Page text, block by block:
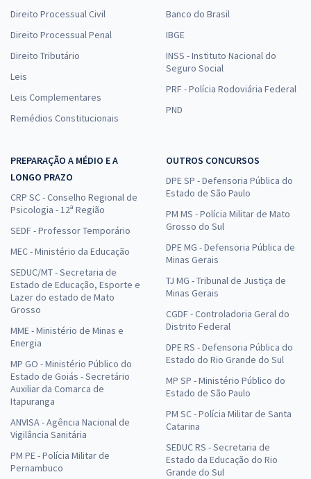
Direito Processual Civil
Direito Processual Penal
Direito Tributário
Leis
Leis Complementares
Remédios Constitucionais
Banco do Brasil
IBGE
INSS - Instituto Nacional do
Seguro Social
PRF - Polícia Rodoviária Federal
PND
PREPARAÇÃO A MÉDIO E A
LONGO PRAZO
CRP SC - Conselho Regional de
Psicologia - 12ª Região
SEDF - Professor Temporário
MEC - Ministério da Educação
SEDUC/MT - Secretaria de
Estado de Educação, Esporte e
Lazer do estado de Mato
Grosso
MME - Ministério de Minas e
Energia
MP GO - Ministério Público do
Estado de Goiás - Secretário
Auxiliar da Comarca de
Itapuranga
ANVISA - Agência Nacional de
Vigilância Sanitária
PM PE - Polícia Militar de
Pernambuco
OUTROS CONCURSOS
DPE SP - Defensoria Pública do
Estado de São Paulo
PM MS - Polícia Militar de Mato
Grosso do Sul
DPE MG - Defensoria Pública de
Minas Gerais
TJ MG - Tribunal de Justiça de
Minas Gerais
CGDF - Controladoria Geral do
Distrito Federal
DPE RS - Defensoria Pública do
Estado do Rio Grande do Sul
MP SP - Ministério Público do
Estado de São Paulo
PM SC - Polícia Militar de Santa
Catarina
SEDUC RS - Secretaria de
Estado da Educação do Rio
Grande do Sul